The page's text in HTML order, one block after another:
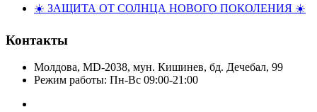
☀️ ЗАЩИТА ОТ СОЛНЦА НОВОГО ПОКОЛЕНИЯ ☀️
Контакты
Молдова, MD-2038, мун. Кишинев, бд. Дечебал, 99
Режим работы: Пн-Вс 09:00-21:00